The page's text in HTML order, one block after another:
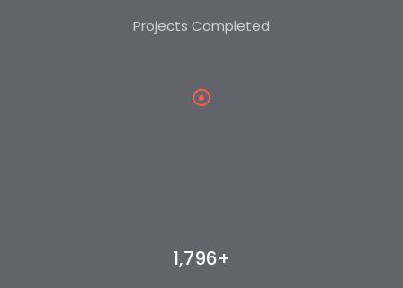
Projects Completed​
1,796+